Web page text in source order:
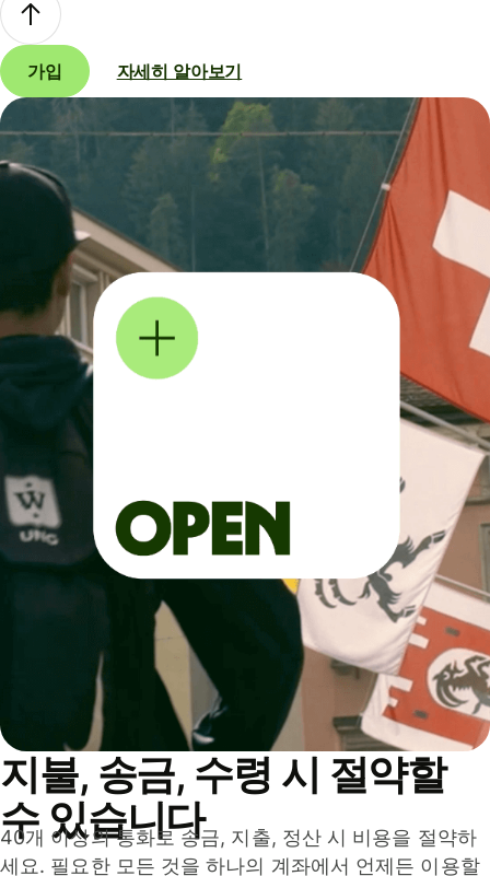
가입 자세히 알아보기
지불, 송금, 수령 시 절약할
수 있습니다
40개 이상의 통화로 송금, 지출, 정산 시 비용을 절약하
세요. 필요한 모든 것을 하나의 계좌에서 언제든 이용할